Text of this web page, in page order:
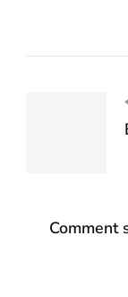
Comment